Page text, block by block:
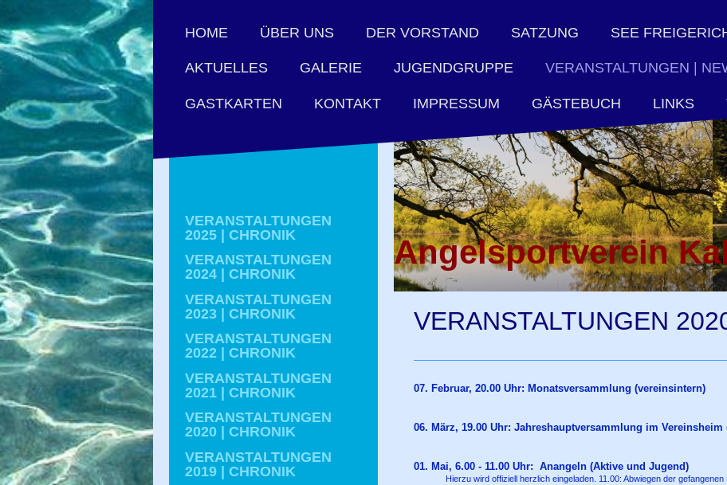
HOME ÜBER UNS DER VORSTAND SATZUNG SEE
AKTUELLES GALERIE JUGENDGRUPPE VERANSTALTUNGEN |
GASTKARTEN KONTAKT IMPRESSUM GÄSTEBUCH LINKS
Angelsportverein
VERANSTALTUNGEN
07. Februar, 20.00 Uhr: Monatsversammlung (vereinsintern)
06. März, 19.00 Uhr: Jahreshauptversammlung im
01. Mai, 6.00 - 11.00 Uhr: Anangeln (Aktive und Jugend)
Hierzu wird offiziell herzlich eingeladen. 11.00: Abwiegen der
VERANSTALTUNGEN
2025 | CHRONIK
VERANSTALTUNGEN
2024 | CHRONIK
VERANSTALTUNGEN
2023 | CHRONIK
VERANSTALTUNGEN
2022 | CHRONIK
VERANSTALTUNGEN
2021 | CHRONIK
VERANSTALTUNGEN
2020 | CHRONIK
VERANSTALTUNGEN
2019 | CHRONIK